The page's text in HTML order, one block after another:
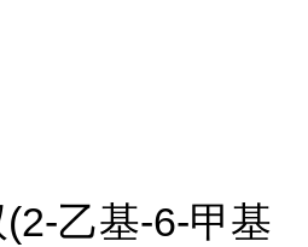
乙基-6-甲基